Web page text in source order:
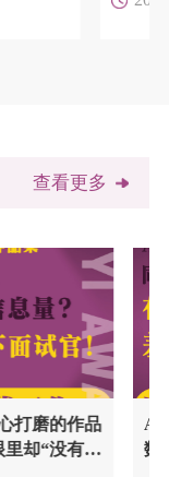
查看更多
AIGC就业主
数媒生，有人